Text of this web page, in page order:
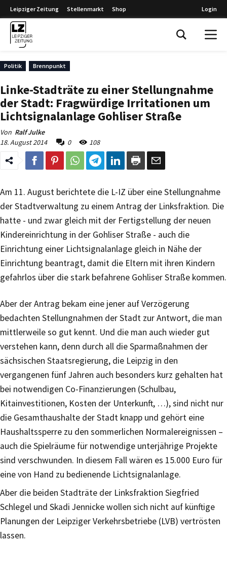
Leipziger Zeitung Stellenmarkt Shop Login
Politik Brennpunkt
Linke-Stadträte zu einer Stellungnahme
der Stadt: Fragwürdige Irritationen um
Lichtsignalanlage Gohliser Straße
Von Ralf Julke
18. August 2014
0 108
Am 11. August berichtete die L-IZ über eine Stellungnahme
der Stadtverwaltung zu einem Antrag der Linksfraktion. Die
hatte - und zwar gleich mit der Fertigstellung der neuen
Kindereinrichtung in der Gohliser Straße - auch die
Einrichtung einer Lichtsignalanlage gleich in Nähe der
Einrichtung beantragt, damit die Eltern mit ihren Kindern
gefahrlos über die stark befahrene Gohliser Straße kommen.
Aber der Antrag bekam eine jener auf Verzögerung
bedachten Stellungnahmen der Stadt zur Antwort, die man
mittlerweile so gut kennt. Und die man auch wieder gut
verstehen kann, denn durch all die Sparmaßnahmen der
sächsischen Staatsregierung, die Leipzig in den
vergangenen fünf Jahren auch besonders kurz gehalten hat
bei notwendigen Co-Finanzierungen (Schulbau,
Kitainvestitionen, Kosten der Unterkunft, …), sind nicht nur
die Gesamthaushalte der Stadt knapp und gehört eine
Haushaltssperre zu den sommerlichen Normalereignissen –
auch die Spielräume für notwendige unterjährige Projekte
sind verschwunden. In diesem Fall wären es 15.000 Euro für
eine von Hand zu bedienende Lichtsignalanlage.
Aber die beiden Stadträte der Linksfraktion Siegfried
Schlegel und Skadi Jennicke wollen sich nicht auf künftige
Planungen der Leipziger Verkehrsbetriebe (LVB) vertrösten
lassen.